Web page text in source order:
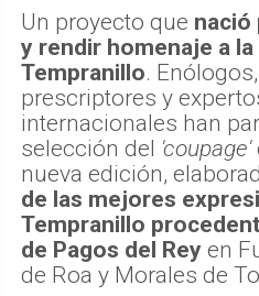
Un proyecto que nació
y rendir homenaje a la
Tempranillo.
prescriptores y
internacionales han
selección del 'coupage'
nueva edición,
de las mejores
Tempranillo
de Pagos del Rey en
de Roa y Morales de